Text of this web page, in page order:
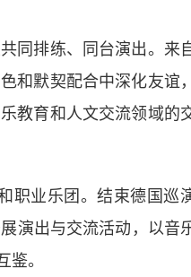
同排练、同台演出。来
和默契配合中深化友谊，
教育和人文交流领域的
业乐团。结束德国巡
演出与交流活动，以音
。